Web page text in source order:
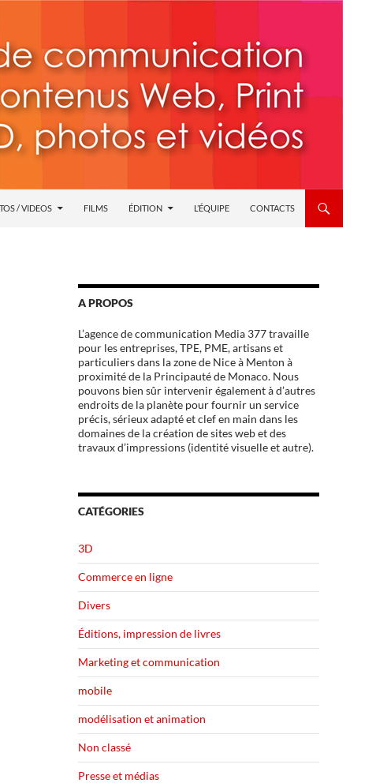
/ VIDEOS FILMS ÉDITION L’ÉQUIPE CONTACTS
A PROPOS
L’agence de communication Media 377 travaille
pour les entreprises, TPE, PME, artisans et
particuliers dans la zone de Nice à Menton à
proximité de la Principauté de Monaco. Nous
pouvons bien sûr intervenir également à d’autres
endroits de la planète pour fournir un service
précis, sérieux adapté et clef en main dans les
domaines de la création de sites web et des
travaux d’impressions (identité visuelle et autre).
CATÉGORIES
3D
Commerce en ligne
Divers
Éditions, impression de livres
Marketing et communication
mobile
modélisation et animation
Non classé
Presse et médias